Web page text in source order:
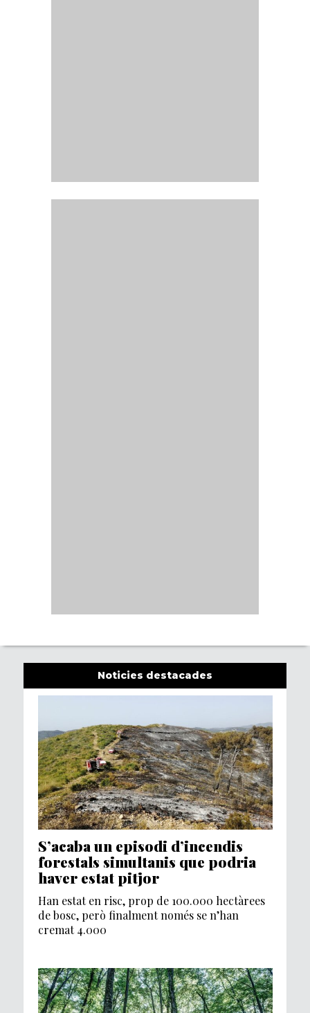
Noticies destacades
S’acaba un episodi d’incendis
forestals simultanis que podria
haver estat pitjor
Han estat en risc, prop de 100.000 hectàrees
de bosc, però finalment només se n’han
cremat 4.000